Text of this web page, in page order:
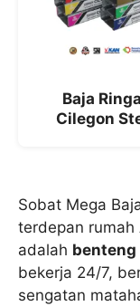
Baja
Cilegon
Sobat Mega
terdepan rumah
adalah benteng
bekerja 24/7,
sengatan